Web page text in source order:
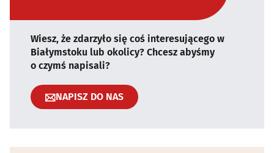
Wiesz, że zdarzyło się coś interesującego w
Białymstoku lub okolicy? Chcesz abyśmy
o czymś napisali?
NAPISZ DO NAS